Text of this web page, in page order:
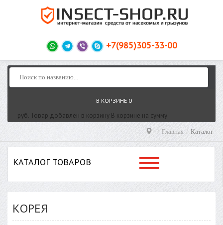
+7(985)305-33-00
В КОРЗИНЕ 0
руб. Товар добавлен в корзину В корзине на сумму
Главная Каталог
КАТАЛОГ ТОВАРОВ
КОРЕЯ